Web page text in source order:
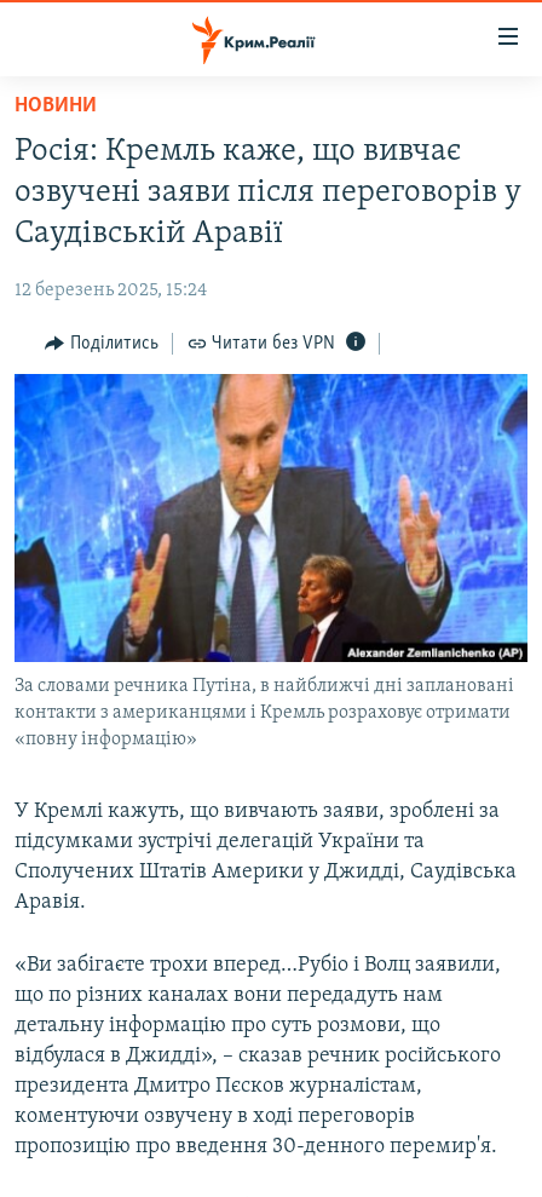
Перейти
основного
матеріалу
Перейти
до
основної
навігації
Перейти
до
пошуку
ВОДА.КРИМ
ВІДЕО ТА ФОТО
БЛОГИ
ПОГЛЯД
ІНТЕРВ'Ю
ВСЕ ЗА ДЕНЬ
СПЕЦПРОЕКТИ
ДЕПОРТАЦІЯ
ВІДЕОУРОКИ «ELIFBE»
СВІДЧЕННЯ ОКУПАЦІЇ
УКРАЇНСЬКА ПРОБЛЕМА КРИМУ
ІНФОГРАФІКА
ЯК ОБІЙТИ БЛОКУВАННЯ
Русский
Qırımtatar
ДОЛУЧАЙСЯ!
Усі сайти RFE/RL
НОВИНИ
Росія: Кремль каже, що вивчає
озвучені заяви після переговорів у
Саудівській Аравії
12 березень 2025, 15:24
Поділитись Читати без VPN
За словами речника Путіна, в найближчі дні заплановані
контакти з американцями і Кремль розраховує отримати
«повну інформацію»
У Кремлі кажуть, що вивчають заяви, зроблені за
підсумками зустрічі делегацій України та
Сполучених Штатів Америки у Джидді, Саудівська
Аравія.
«Ви забігаєте трохи вперед…Рубіо і Волц заявили,
що по різних каналах вони передадуть нам
детальну інформацію про суть розмови, що
відбулася в Джидді», – сказав речник російського
президента Дмитро Пєсков журналістам,
коментуючи озвучену в ході переговорів
пропозицію про введення 30-денного перемир'я.